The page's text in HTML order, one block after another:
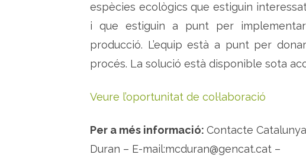
espècies ecològics que estiguin
i que estiguin a punt per
producció. L’equip està a punt per
procés. La solució està disponible sota
Veure l’oportunitat de col·laboració
Per a més informació: Contacte
Duran – E-mail:mcduran@gencat.cat –